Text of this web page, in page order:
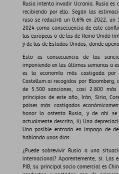
Rusia intenta invadir Ucrania. Rusia es
recibiendo por ello. Según las
ruso se reducirá un 0,6% en 2022, un
2024 como consecuencia de este
las europeas o de las de Reino Unido
y de las de Estados Unidos, donde
Esto es consecuencia de las
imponiendo en las últimas semanas a
es la economía más castigada por
Castellum.ai recogidos por Bloomberg,
de 5.500 sanciones, casi 2.800
principios de este año, Irán, Siria,
países más castigados
honor lo ostenta Rusia, y de ahí se
actualmente descrito; ii) Una
Una posible entrada en impago de
hablando unos días.
¿Puede sobrevivir Rusia a una
internacional? Aparentemente, sí. Las
PIB, su principal socio comercial es